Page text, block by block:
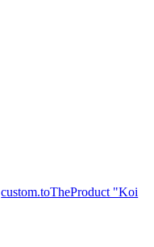
custom.toTheProduct "Koi